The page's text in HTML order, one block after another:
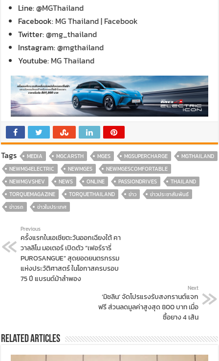
Line:@MGThailand
Facebook: MG Thailand | Facebook
Twitter:@mg_thailand
Instagram:@mgthailand
Youtube: MG Thailand
Tags MEDIA MGCARSTH MGES MGSUPERCHARGE
MGTHAILAND
NEWMG4ELECTRIC
NEWMGES
NEWMGESCOMFORTABLE
NEWMGVSHEV
NEWS ONLINE PASSIONDRIVES
THAILAND
TORQUEMAGAZINE
TORQUETHAILAND ข่าว
ข่าวประชาสัมพันธ์
ข่าวรถ
ข่าวในประเทศ
Previous
ครั้งแรกในเอเชียตะวันออกเฉียงใต้ คา
วาลลิโน มอเตอร์ เปิดตัว “เฟอร์รารี่
PUROSANGUE” สุดยอดยนตรกรรม
แห่งประวัติศาสตร์ ในโอกาสครบรอบ
75 ปี แบรนด์ม้าลำพอง
Next
‘มิชลิน’ จัดโปรแรงรับสงกรานต์แจก
ฟรี ส่วนลดมูลค่าสูงสุด 800 บาท เมื่อ
ซื้อยาง 4 เส้น
Related Articles